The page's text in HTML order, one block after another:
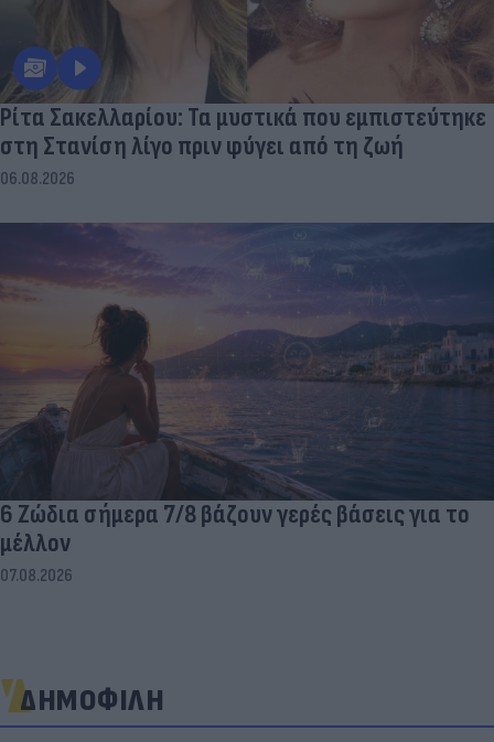
Ρίτα Σακελλαρίου: Τα μυστικά που εμπιστεύτηκε
στη Στανίση λίγο πριν φύγει από τη ζωή
06.08.2026
6 Ζώδια σήμερα 7/8 βάζουν γερές βάσεις για το
μέλλον
07.08.2026
ΔΗΜΟΦΙΛΗ